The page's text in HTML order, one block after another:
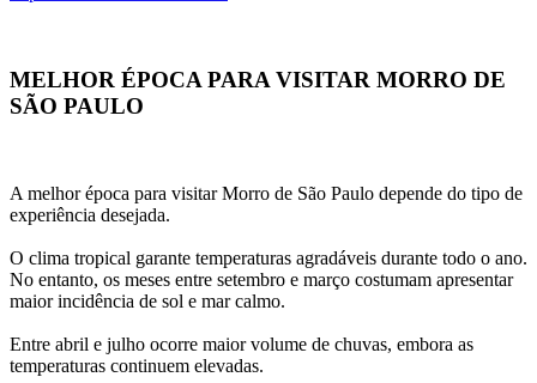
MELHOR ÉPOCA PARA VISITAR MORRO DE
SÃO PAULO
A melhor época para visitar Morro de São Paulo depende do tipo de
experiência desejada.
O clima tropical garante temperaturas agradáveis durante todo o ano.
No entanto, os meses entre setembro e março costumam apresentar
maior incidência de sol e mar calmo.
Entre abril e julho ocorre maior volume de chuvas, embora as
temperaturas continuem elevadas.